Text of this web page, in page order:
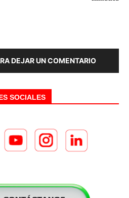
DEJAR UN COMENTARIO
SOCIALES